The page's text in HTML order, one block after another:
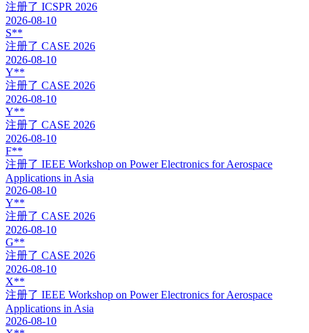
注册了 ICSPR 2026
2026-08-10
S**
注册了 CASE 2026
2026-08-10
Y**
注册了 CASE 2026
2026-08-10
Y**
注册了 CASE 2026
2026-08-10
F**
注册了 IEEE Workshop on Power Electronics for Aerospace
Applications in Asia
2026-08-10
Y**
注册了 CASE 2026
2026-08-10
G**
注册了 CASE 2026
2026-08-10
X**
注册了 IEEE Workshop on Power Electronics for Aerospace
Applications in Asia
2026-08-10